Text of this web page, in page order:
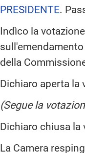
PRESIDENTE.
Indìco la
della
Dichiaro aperta la
(Segue la
Dichiaro chiusa la
La Camera